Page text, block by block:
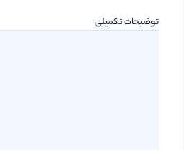
توضیحات تکمیلی